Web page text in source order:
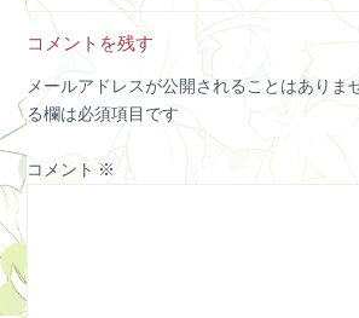
コメントを残す
メールアドレスが公開されることはありま
る欄は必須項目です
コメント※